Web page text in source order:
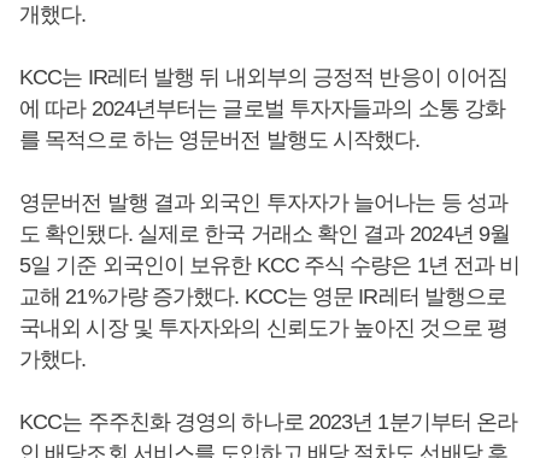
개했다.
KCC는 IR레터 발행 뒤 내외부의 긍정적 반응이 이어짐
에 따라 2024년부터는 글로벌 투자자들과의 소통 강화
를 목적으로 하는 영문버전 발행도 시작했다.
영문버전 발행 결과 외국인 투자자가 늘어나는 등 성과
도 확인됐다. 실제로 한국 거래소 확인 결과 2024년 9월
5일 기준 외국인이 보유한 KCC 주식 수량은 1년 전과 비
교해 21%가량 증가했다. KCC는 영문 IR레터 발행으로
국내외 시장 및 투자자와의 신뢰도가 높아진 것으로 평
가했다.
KCC는 주주친화 경영의 하나로 2023년 1분기부터 온라
인 배당조회 서비스를 도입하고 배당 절차도 선배당 후